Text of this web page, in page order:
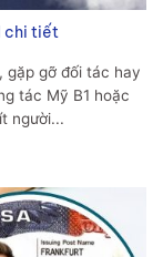
chi tiết
gặp gỡ đối tác hay
tác Mỹ B1 hoặc
người...